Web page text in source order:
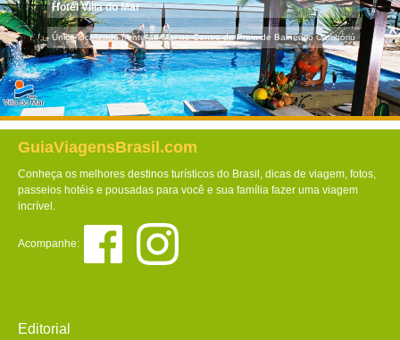
Hotel Villa do Mar
Único localizado frente ao Mar no Centro da Praia de Balneário Camboriú
GuiaViagensBrasil.com
Conheça os melhores destinos turísticos do Brasil, dicas de viagem, fotos,
passeios hotéis e pousadas para você e sua família fazer uma viagem
incrível.
Acompanhe:
Editorial